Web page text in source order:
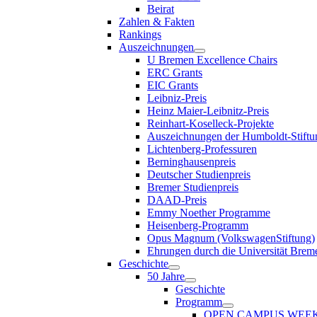
Beirat
Zahlen & Fakten
Rankings
Auszeichnungen
U Bremen Excellence Chairs
ERC Grants
EIC Grants
Leibniz-Preis
Heinz Maier-Leibnitz-Preis
Reinhart-Koselleck-Projekte
Auszeichnungen der Humboldt-
Lichtenberg-Professuren
Berninghausenpreis
Deutscher Studienpreis
Bremer Studienpreis
DAAD-Preis
Emmy Noether Programme
Heisenberg-Programm
Opus Magnum (VolkswagenStiftung)
Ehrungen durch die Universität
Geschichte
50 Jahre
Geschichte
Programm
OPEN CAMPUS